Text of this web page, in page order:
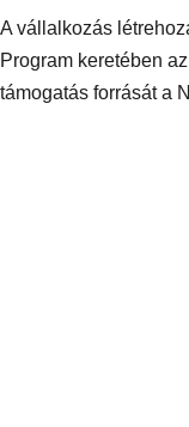
A vállalkozás
Program keretében
támogatás forrását a